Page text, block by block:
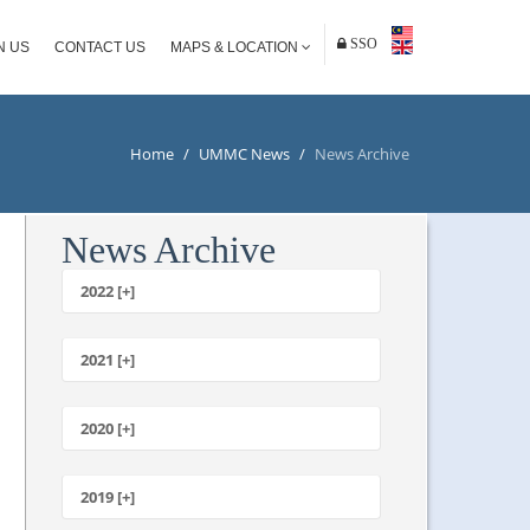
US CONTACT US MAPS & LOCATION SSO
Home / UMMC News / News Archive
News Archive
2022 [+]
2021 [+]
October
July
2020 [+]
January
2019 [+]